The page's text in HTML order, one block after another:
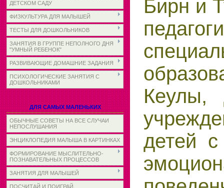
ДЕТСКОМ САДУ
ФИЗКУЛЬТУРА ДЛЯ МАЛЫШЕЙ
ТЕСТЫ ДЛЯ ДОШКОЛЬНИКОВ
ЗАНЯТИЯ В ГРУППЕ НЕПОЛНОГО ДНЯ
"УМНЫЙ РЕБЕНОК"
РАЗВИВАЮЩИЕ ДОМАШНИЕ ЗАДАНИЯ
ПСИХОЛОГИЧЕСКИЕ ЗАНЯТИЯ С
ДОШКОЛЬНИКАМИ
ДЛЯ САМЫХ МАЛЕНЬКИХ
ОБЫЧНЫЕ СОВЕТЫ НА ВСЕ СЛУЧАИ
НЕПОСЛУШАНИЯ
ЭНЦИКЛОПЕДИЯ МАЛЫША В КАРТИНКАХ
ФОРМИРОВАНИЕ МЫСЛИТЕЛЬНО-
ПОЗНАВАТЕЛЬНЫХ ПРОЦЕССОВ
ЗАНЯТИЯ ДЛЯ МАЛЫШЕЙ
ПОСЧИТАЙ И ПОИГРАЙ
Бирн и
педагоги
Кеулы,
детей